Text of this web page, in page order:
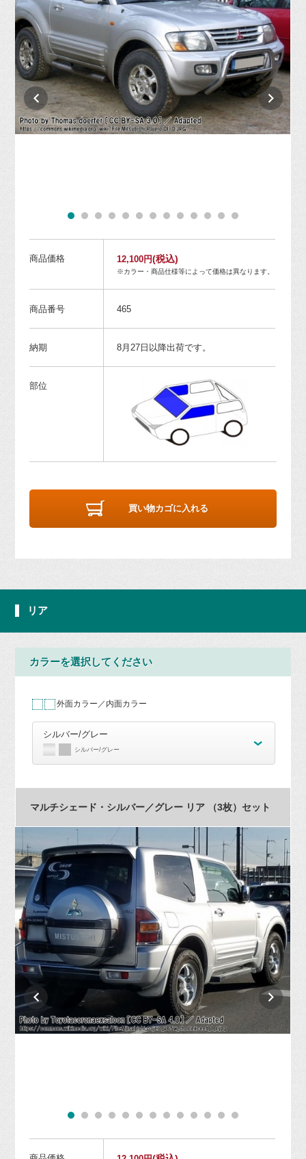
商品価格 12,100円(税込)
※カラー・商品仕様等によって価格は異なります。
商品番号 465
納期 8月27日以降出荷です。
部位
買い物カゴに入れる
リア
カラーを選択してください
外面カラー／内面カラー
シルバー/グレー
シルバー/グレー
マルチシェード・シルバー／グレー リア （3枚）セット